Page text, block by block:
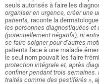
seuls autorisés à faire les
organiser en urgence, créer une
patients, raconte la
les personnes diagnostiquées et
(potentiellement négatifs), ni
se faire soigner pour d'autres
patients face à une maladie
le seul nom pouvait les faire
protection intégrale et, après
confiner pendant trois
traités comme des pestiférés »,